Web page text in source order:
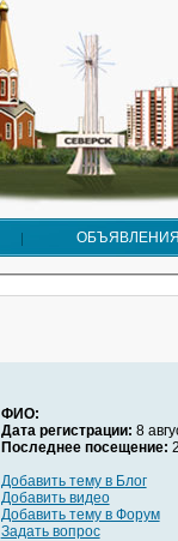
ОБЪЯВЛЕНИЯ
ФИО:
Дата регистрации: 8
Последнее посещение:
Добавить тему в Блог
Добавить видео
Добавить тему в Форум
Задать вопрос